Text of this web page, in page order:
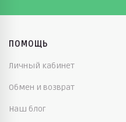
ПОМОЩЬ
Личный кабинет
Обмен и возврат
Наш блог